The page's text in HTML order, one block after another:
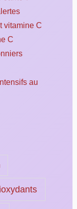
vitamine C
C
au